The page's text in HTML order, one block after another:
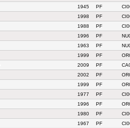
1945 PF
1998 PF
1988 PF
1996 PF
1963 PF
1999 PF
2009 PF
2002 PF
1999 PF
1977 PF
1996 PF
1980 PF
1967 PF